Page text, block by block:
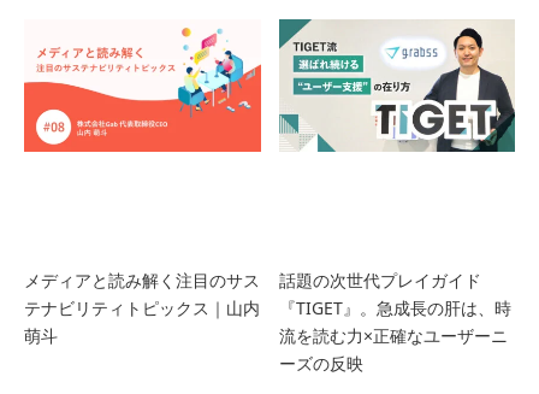
メディアと読み解く注目のサス
テナビリティトピックス｜山内
萌斗
話題の次世代プレイガイド
『TIGET』。急成長の肝は、時
流を読む力×正確なユーザーニ
ーズの反映